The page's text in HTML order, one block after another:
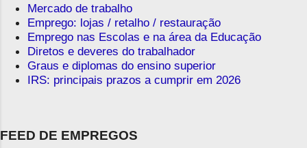
Mercado de trabalho
Emprego: lojas / retalho / restauração
Emprego nas Escolas e na área da Educação
Diretos e deveres do trabalhador
Graus e diplomas do ensino superior
IRS: principais prazos a cumprir em 2026
FEED DE EMPREGOS